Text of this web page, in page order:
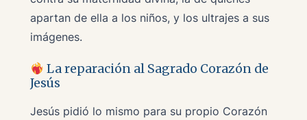
apartan de ella a los niños, y los ultrajes a sus
imágenes.
La reparación al Sagrado Corazón de
Jesús
Jesús pidió lo mismo para su propio Corazón